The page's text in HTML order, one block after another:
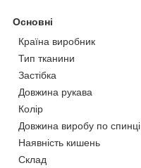
Основні
Країна виробник
Тип тканини
Застібка
Довжина рукава
Колір
Довжина виробу по спинці
Наявність кишень
Склад